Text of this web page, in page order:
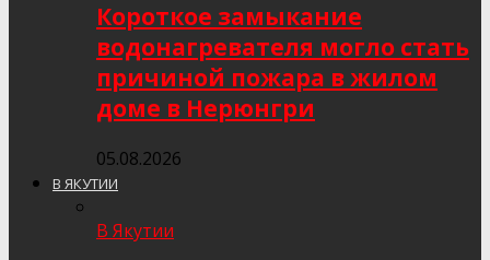
Короткое замыкание
водонагревателя могло стать
причиной пожара в жилом
доме в Нерюнгри
05.08.2026
В ЯКУТИИ
В Якутии